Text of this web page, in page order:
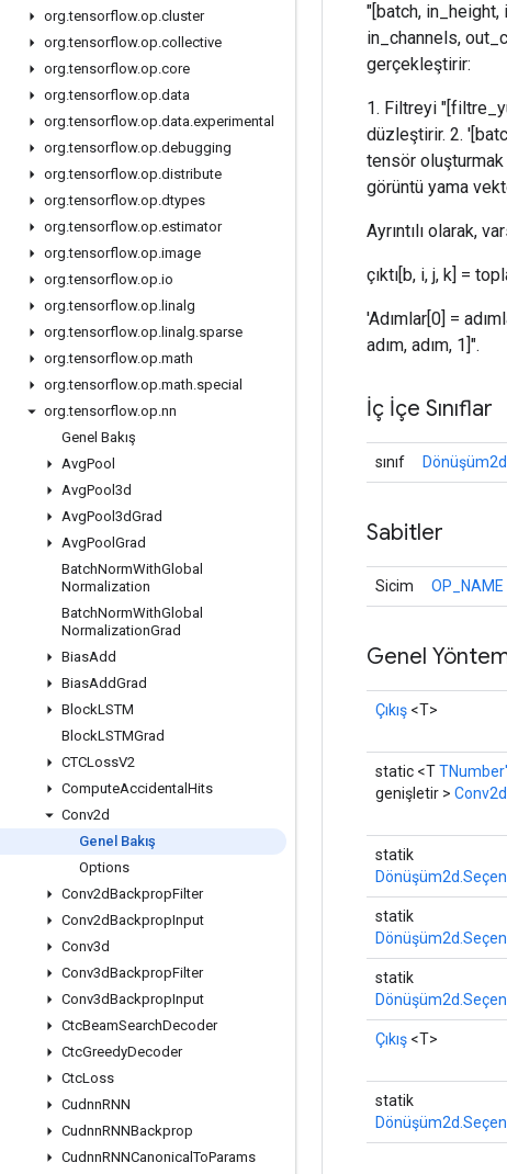
org.tensorflow.op.cluster
org.tensorflow.op.collective
org.tensorflow.op.core
org.tensorflow.op.data
org.tensorflow.op.data.experimental
org.tensorflow.op.debugging
org.tensorflow.op.distribute
org.tensorflow.op.dtypes
org.tensorflow.op.estimator
org.tensorflow.op.image
org.tensorflow.op.io
org.tensorflow.op. linalg
org.tensorflow.op. linalg.sparse
org.tensorflow.op.math
org.tensorflow.op.math.special
org.tensorflow.op.nn
Genel Bakış
AvgPool
AvgPool3d
AvgPool3dGrad
AvgPool Grad
BatchNormWithGlobal
Normalization
BatchNormWithGlobal
NormalizationGrad
BiasAdd
BiasAddGrad
BlockLSTM
BlockLSTMGrad
CTCLossV2
ComputeAccidental Hits
Conv2d
Genel Bakış
Options
Conv2dBackpropFilter
Conv2dBackpropInput
Conv3d
Conv3dBackpropFilter
Conv3dBackpropInput
CtcBeamSearchDecoder
CtcGreedyDecoder
CtcLoss
CudnnRNN
CudnnRNNBackprop
CudnnRNNCanonicalToParams
"[batch,
in_channels,
gerçekleştirir:
1. Filtreyi
düzleştirir. 2.
tensör oluşturmak
görüntü yama
Ayrıntılı olarak,
çıktı[b, i, j, k] =
'Adımlar[0] =
adım, adım, 1]".
İç İçe Sınıflar
sınıf
Sabitler
Sicim OP_NAME
Genel
Çıkış <T>
static <T
genişletir > Conv2d
statik
statik
statik
Çıkış <T>
statik